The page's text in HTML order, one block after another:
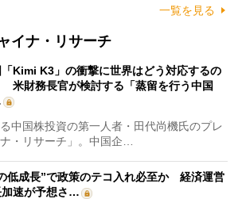
一覧を見る
イナ・リサーチ
Kimi K3」の衝撃に世界はどう対応するの
米財務長官が検討する「蒸留を行う中国
中国株投資の第一人者・田代尚機氏のプレ
・リサーチ」。中国企…
低成長”で政策のテコ入れ必至か 経済運営
加速が予想さ…